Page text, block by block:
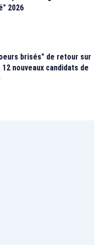
2026
brisés" de retour sur
nouveaux candidats de